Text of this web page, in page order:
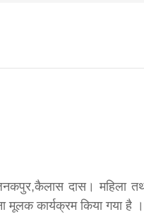
दास। महिला
मूलक कार्यक्रम किया गया है ।
सोमवार शुभसंवत् 2083